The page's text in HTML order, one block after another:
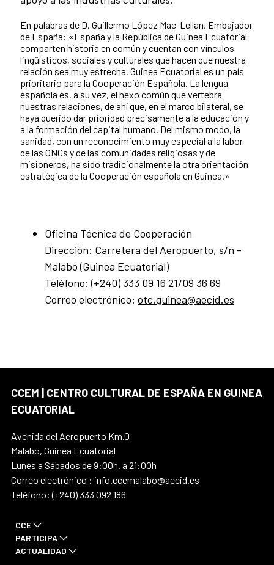
En palabras de D. Guillermo López Mac-Lellan, Embajador
de España: «España y la República de Guinea Ecuatorial
comparten historia en común y cuentan con vínculos
lingüísticos, sociales y culturales que hacen que nuestra
relación sea muy estrecha. Guinea Ecuatorial es un país
prioritario para la Cooperación Española. La lengua
española es, a su vez, el nexo común que vertebra
nuestras relaciones, de ahí que, en el marco bilateral, se
haya querido dar prioridad precisamente a la educación y
a la formación del capital humano. Del mismo modo, la
sanidad, con un reconocimiento muy especial a la labor
de las ONGs y de las comunidades religiosas y de
misioneros, ha sido tradicionalmente la otra orientación
estratégica de la Cooperación española en Guinea.»
Oficina Técnica de Cooperación
Dirección: Carretera del Aeropuerto, s/n -
Malabo (Guinea Ecuatorial)
Teléfono: (+240) 333 09 16 21/09 36 69
Correo electrónico: otc.guinea@aecid.es
CCEM | CENTRO CULTURAL DE ESPAÑA EN GUINEA
ECUATORIAL
Avenida del Aeropuerto Km.0
Malabo, Guinea Ecuatorial
Lunes a Sábados de 9:00h. a 21:00h
Correo electrónico : info.ccemalabo@aecid.es
Teléfono: (+240) 333 092 186
CCE
PARTICIPA
ACTUALIDAD